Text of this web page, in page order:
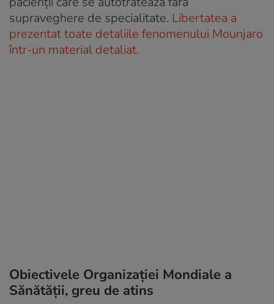
supraveghere de specialitate. Libertatea a
prezentat toate detaliile fenomenului Mounjaro
într-un material detaliat.
Obiectivele Organizației Mondiale a
Sănătății, greu de atins